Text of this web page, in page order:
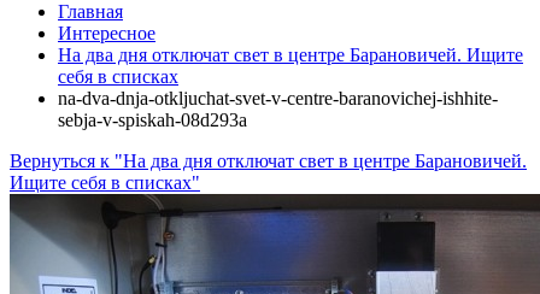
Главная
Интересное
На два дня отключат свет в центре Барановичей. Ищите
себя в списках
na-dva-dnja-otkljuchat-svet-v-centre-baranovichej-ishhite-
sebja-v-spiskah-08d293a
Вернуться к "На два дня отключат свет в центре Барановичей.
Ищите себя в списках"